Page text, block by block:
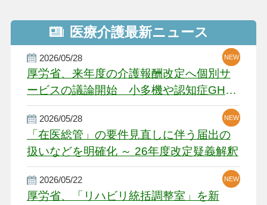
医療介護最新ニュース
2026/05/28
厚労省、来年度の介護報酬改定へ個別サ
ービスの議論開始 小多機や認知症GH、
厳しい経営環境に危機感
NEW
NEW
NEW
2026/05/28
「在医総管」の要件見直しに伴う届出の
扱いなどを明確化 ～ 26年度改定疑義解釈
NEW
NEW
2026/05/22
厚労省、「リハビリ統括調整室」を新
NEW